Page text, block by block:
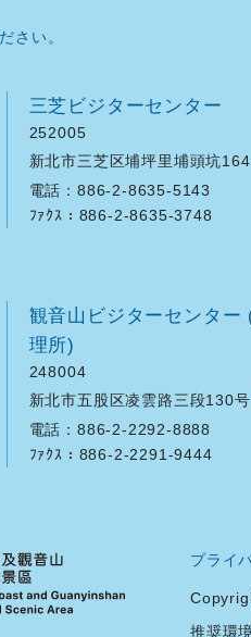
さい。
三芝ビジターセンター
252005
新北市三芝区埔坪里埔頭坑
電話：886-2-8635-5143
ﾌｧｸｽ：886-2-8635-3748
観音山ビジターセンター
理所)
248004
新北市五股区凌雲路三段130号
電話：886-2-2292-8888
ﾌｧｸｽ：886-2-2291-9444
プライ
推奨環